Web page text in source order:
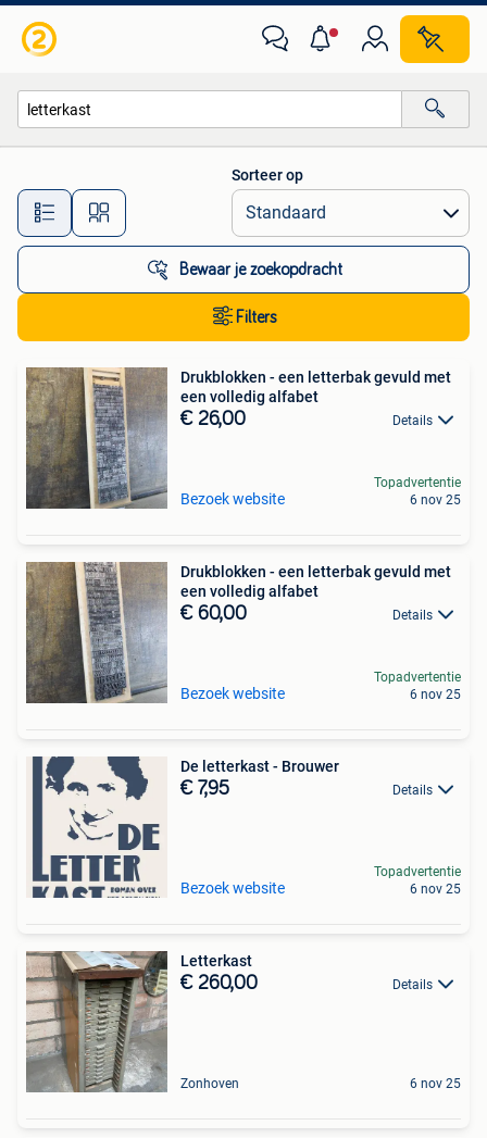
Alle afstanden…
Sorteer op
Bewaar je zoekopdracht
Filters
Drukblokken - een letterbak gevuld met
een volledig alfabet
€ 26,00 Details
Bezoek website
Topadvertentie
6 nov 25
Drukblokken - een letterbak gevuld met
een volledig alfabet
€ 60,00 Details
Bezoek website
Topadvertentie
6 nov 25
De letterkast - Brouwer
€ 7,95 Details
Bezoek website
Topadvertentie
6 nov 25
Letterkast
€ 260,00 Details
Zonhoven 6 nov 25